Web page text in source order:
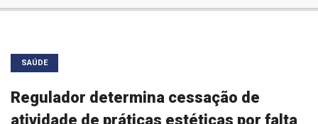
SAÚDE
Regulador determina cessação de
atividade de práticas estéticas por falta